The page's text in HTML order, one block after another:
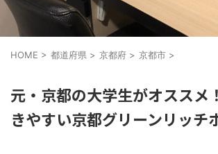
HOME > 都道府県 > 京都府 > 京都市 >
元・京都の大学生がオススメ
きやすい京都グリーンリッチ